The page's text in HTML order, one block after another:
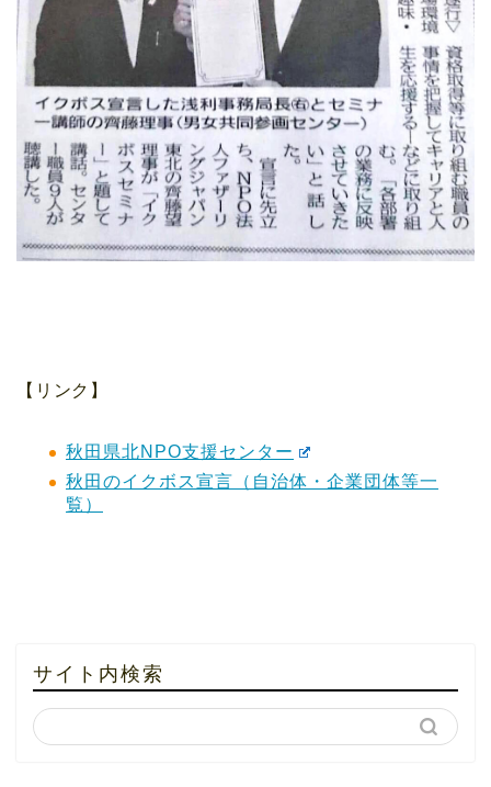
【リンク】
秋田県北NPO支援センター
秋田のイクボス宣言（自治体・企業団体等一
覧）
サイト内検索